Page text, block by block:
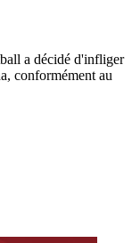
a décidé d'infliger
conformément au